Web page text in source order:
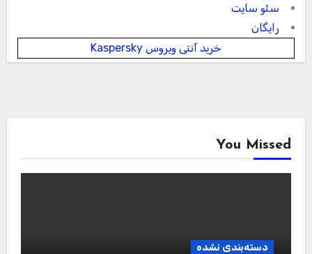
سئو سایت
رایگان
خرید آنتی ویروس Kaspersky
You Missed
دسته‌بندی نشده